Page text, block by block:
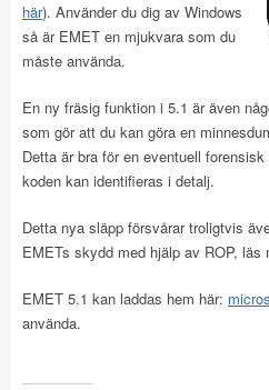
här). Använder du dig av Windows
så är EMET en mjukvara som du
måste använda.
En ny fräsig funktion i 5.1 är även
som gör att du kan göra en
Detta är bra för en eventuell
koden kan identifieras i detalj.
Detta nya släpp försvårar troligtvis
EMETs skydd med hjälp av ROP, läs
EMET 5.1 kan laddas hem här:
använda.